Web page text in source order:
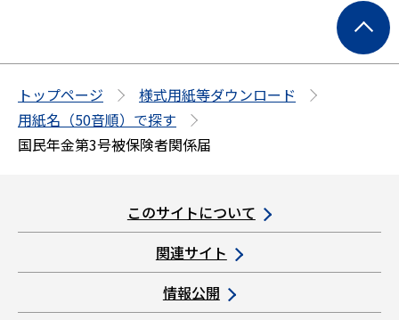
ー
ジ
トップページ
様式用紙等ダウンロード
用紙名（50音順）で探す
国民年金第3号被保険者関係届
このサイトについて
関連サイト
情報公開